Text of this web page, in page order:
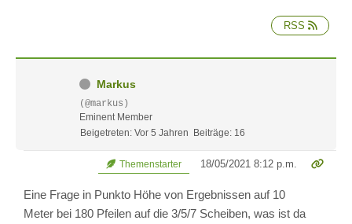
RSS
Markus
(@markus)
Eminent Member
Beigetreten: Vor 5 Jahren Beiträge: 16
Themenstarter 18/05/2021 8:12 p.m.
Eine Frage in Punkto Höhe von Ergebnissen auf 10
Meter bei 180 Pfeilen auf die 3/5/7 Scheiben, was ist da